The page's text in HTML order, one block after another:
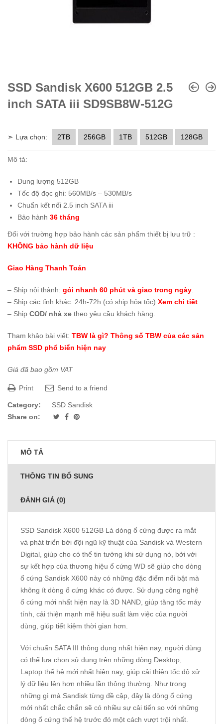
SSD Sandisk X600 512GB 2.5
inch SATA iii SD9SB8W-512G
➣ Lựa chọn: 2TB 256GB 1TB 512GB 128GB
Mô tả:
Dung lượng 512GB
Tốc độ đọc ghi: 560MB/s – 530MB/s
Chuẩn kết nối 2.5 inch SATA iii
Bảo hành 36 tháng
Đối với trường hợp bảo hành các sản phẩm thiết bị lưu trữ :
KHÔNG bảo hành dữ liệu
Giao Hàng Thanh Toán
– Ship nội thành: gói nhanh 60 phút và giao trong ngày
– Ship các tỉnh khác: 24h-72h (có ship hỏa tốc) Xem chi tiết
– Ship COD/ nhà xe theo yêu cầu khách hàng.
Tham khảo bài viết: TBW là gì? Thông số TBW của các sản
phẩm SSD phổ biến hiện nay
Giá đã bao gồm VAT
Print Send to a friend
Category:
SSD Sandisk
Share on:
MÔ TẢ
THÔNG TIN BỔ SUNG
ĐÁNH GIÁ (0)
SSD Sandisk X600 512GB Là dòng ổ cứng được ra mắt
và phát triển bởi đội ngũ kỹ thuật của Sandisk và Western
Digital, giúp cho có thể tin tưởng khi sử dụng nó, bởi với
sự kết hợp của thương hiệu ổ cứng WD sẽ giúp cho dòng
ổ cứng Sandisk X600 này có những đặc điểm nổi bật mà
không ít dòng ổ cứng khác có được. Sử dụng công nghệ
ổ cứng mới nhất hiện nay là 3D NAND, giúp tăng tốc máy
tính, cải thiện mạnh mẽ hiệu suất làm việc của người
dùng, giúp tiết kiệm thời gian hơn.
Với chuẩn SATA III thông dụng nhất hiện nay, người dùng
có thể lựa chọn sử dụng trên những dòng Desktop,
Laptop thế hệ mới nhất hiện nay, giúp cải thiện tốc độ xử
lý dữ liệu lên hơn nhiều lần thông thường. Như trong
những gì mà Sandisk từng đề cập, đây là dòng ổ cứng
mới nhất chắc chắn sẽ có nhiều sự cải tiến so với những
dòng ổ cứng thế hệ trước đó một cách vượt trội nhất.